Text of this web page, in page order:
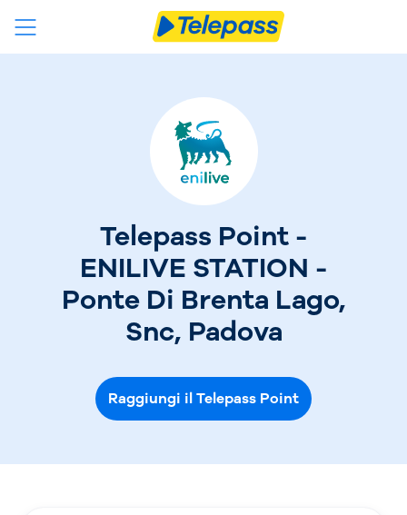
Telepass Point -
ENILIVE STATION -
Ponte Di Brenta Lago,
Snc, Padova
Raggiungi il Telepass Point